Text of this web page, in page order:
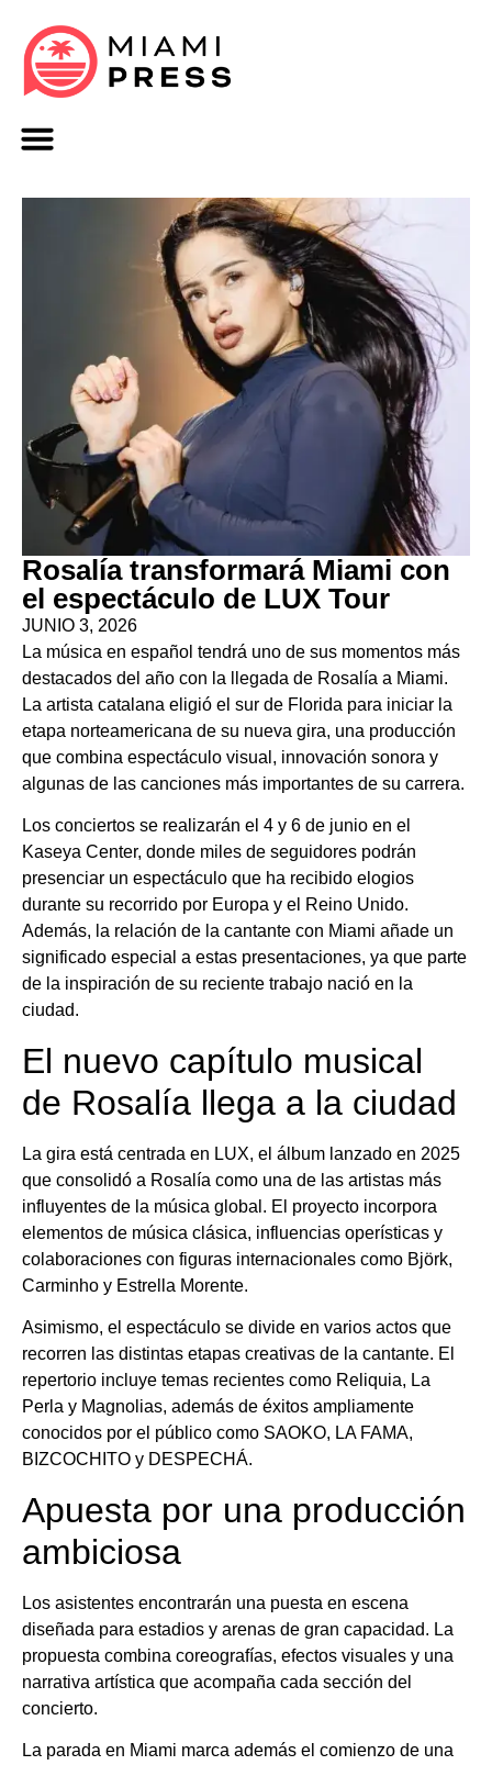
Rosalía transformará Miami con
el espectáculo de LUX Tour
JUNIO 3, 2026
La música en español tendrá uno de sus momentos más
destacados del año con la llegada de Rosalía a Miami.
La artista catalana eligió el sur de Florida para iniciar la
etapa norteamericana de su nueva gira, una producción
que combina espectáculo visual, innovación sonora y
algunas de las canciones más importantes de su carrera.
Los conciertos se realizarán el 4 y 6 de junio en el
Kaseya Center, donde miles de seguidores podrán
presenciar un espectáculo que ha recibido elogios
durante su recorrido por Europa y el Reino Unido.
Además, la relación de la cantante con Miami añade un
significado especial a estas presentaciones, ya que parte
de la inspiración de su reciente trabajo nació en la
ciudad.
El nuevo capítulo musical
de Rosalía llega a la ciudad
La gira está centrada en LUX, el álbum lanzado en 2025
que consolidó a Rosalía como una de las artistas más
influyentes de la música global. El proyecto incorpora
elementos de música clásica, influencias operísticas y
colaboraciones con figuras internacionales como Björk,
Carminho y Estrella Morente.
Asimismo, el espectáculo se divide en varios actos que
recorren las distintas etapas creativas de la cantante. El
repertorio incluye temas recientes como Reliquia, La
Perla y Magnolias, además de éxitos ampliamente
conocidos por el público como SAOKO, LA FAMA,
BIZCOCHITO y DESPECHÁ.
Apuesta por una producción
ambiciosa
Los asistentes encontrarán una puesta en escena
diseñada para estadios y arenas de gran capacidad. La
propuesta combina coreografías, efectos visuales y una
narrativa artística que acompaña cada sección del
concierto.
La parada en Miami marca además el comienzo de una